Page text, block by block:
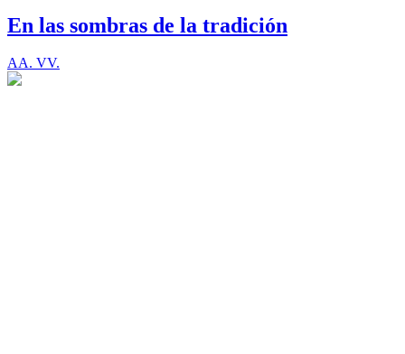
En las sombras de la tradición
AA. VV.